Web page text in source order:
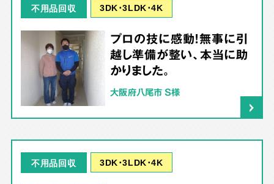
不用品回収 3DK･3LDK･4K
プロの技に感動！無事に引
越し準備が整い、本当に助
かりました。
大阪府八尾市 S様
不用品回収 3DK･3LDK･4K